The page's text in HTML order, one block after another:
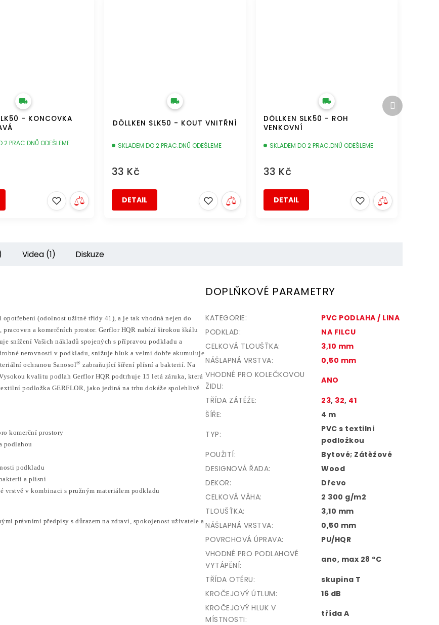
- KONCOVKA
2 PRAC.DNŮ ODEŠLEME
DÖLLKEN SLK50 - KOUT VNITŘNÍ
SKLADEM DO 2 PRAC.DNŮ ODEŠLEME
33 Kč
DETAIL
DÖLLKEN SLK50 - ROH
VENKOVNÍ
SKLADEM DO 2 PRAC.DNŮ ODEŠLEME
33 Kč
DETAIL
Další
produkt
Videa (1) Diskuze
(odolnost užitné třídy 41), a je tak vhodná nejen do
a komerčních prostor. Gerflor HQR nabízí širokou škálu
snížení Vašich nákladů spojených s přípravou podkladu a
nerovnosti v podkladu, snižuje hluk a velmi dobře akumuluje
ochranou Sanosol® zabraňující šíření plísní a bakterií. Na
kvalitu podlah Gerflor HQR podtrhuje 15 letá záruka, která
podložka GERFLOR, jako jediná na trhu dokáže spolehlivě
komerční prostory
podlahou
podkladu
a plísní
v kombinaci s pružným materiálem podkladu
právními předpisy s důrazem na zdraví, spokojenost uživatele a
DOPLŇKOVÉ PARAMETRY
KATEGORIE:
PVC PODLAHA / LINA
PODKLAD:
NA FILCU
CELKOVÁ TLOUŠŤKA:
3,10 mm
NÁŠLAPNÁ VRSTVA:
0,50 mm
VHODNÉ PRO KOLEČKOVOU
ŽIDLI:
ANO
TŘÍDA ZÁTĚŽE: 23, 32, 41
ŠÍŘE:
4 m
TYP:
PVC s textilní
podložkou
POUŽITÍ:
Bytové; Zátěžové
DESIGNOVÁ ŘADA:
Wood
DEKOR:
Dřevo
CELKOVÁ VÁHA:
2 300 g/m2
TLOUŠŤKA:
3,10 mm
NÁŠLAPNÁ VRSTVA:
0,50 mm
POVRCHOVÁ ÚPRAVA:
PU/HQR
VHODNÉ PRO PODLAHOVÉ
VYTÁPĚNÍ:
ano, max 28 ºC
TŘÍDA OTĚRU:
skupina T
KROČEJOVÝ ÚTLUM:
16 dB
KROČEJOVÝ HLUK V
MÍSTNOSTI:
třída A